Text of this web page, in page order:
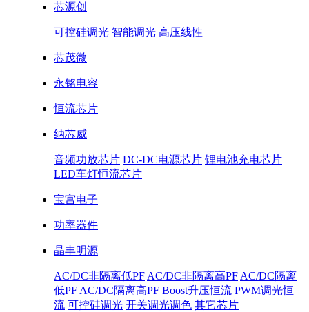
芯源创
可控硅调光 智能调光 高压线性
芯茂微
永铭电容
恒流芯片
纳芯威
音频功放芯片 DC-DC电源芯片 锂电池充电芯片
LED车灯恒流芯片
宝宫电子
功率器件
晶丰明源
AC/DC非隔离低PF AC/DC非隔离高PF AC/DC隔离
低PF AC/DC隔离高PF Boost升压恒流 PWM调光恒
流 可控硅调光 开关调光调色 其它芯片